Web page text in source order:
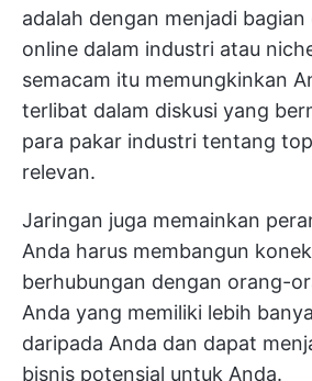
adalah dengan menjadi
online dalam industri atau
semacam itu memungkinkan
terlibat dalam diskusi yang
para pakar industri tentang
relevan.
Jaringan juga memainkan
Anda harus membangun
berhubungan dengan orang-
Anda yang memiliki lebih
daripada Anda dan dapat
bisnis potensial untuk Anda.